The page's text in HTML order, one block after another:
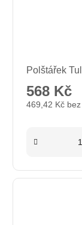
hodnocení
produktu
je
Polštářek
469,42 Kč bez
568 Kč